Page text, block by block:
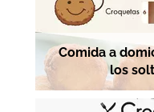
Comida a
los